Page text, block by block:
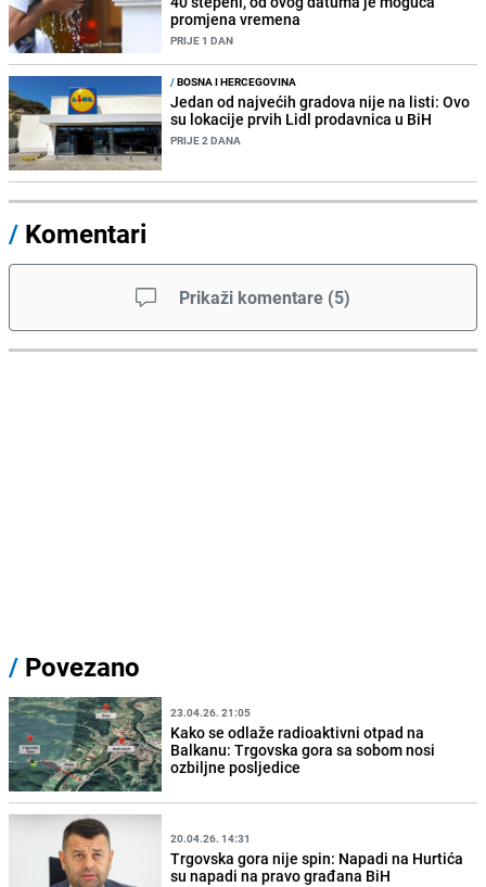
promjena vremena
PRIJE 1 DAN
/BOSNA I HERCEGOVINA
Jedan od najvećih gradova nije na listi: Ovo
su lokacije prvih Lidl prodavnica u BiH
PRIJE 2 DANA
/ Komentari
Prikaži komentare (5)
/ Povezano
23.04.26. 21:05
Kako se odlaže radioaktivni otpad na
Balkanu: Trgovska gora sa sobom nosi
ozbiljne posljedice
20.04.26. 14:31
Trgovska gora nije spin: Napadi na Hurtića
su napadi na pravo građana BiH